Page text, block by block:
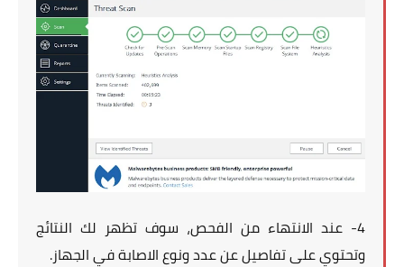
4- عند الانتهاء من الفحص، سوف تظهر لك النتائج
وتحتوي على تفاصيل عن عدد ونوع الاصابة في الجهاز.